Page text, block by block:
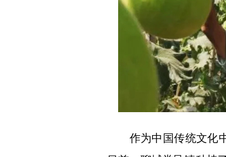
作为中国传统文化中